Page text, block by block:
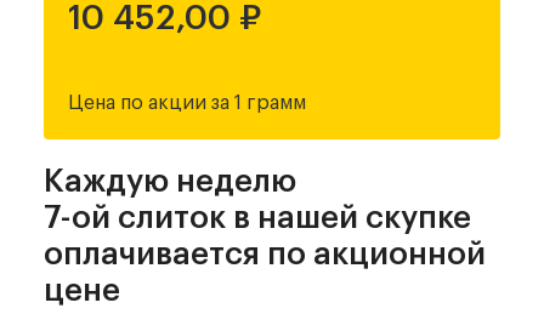
10 452,00 ₽
Цена по акции за 1 грамм
Каждую неделю
7-ой слиток в нашей скупке
оплачивается по акционной
цене